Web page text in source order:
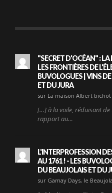
"SECRET D'OCÉAN" :
LES FRONTIÈRES DE
BUVOLOGUES | VINS
ET DU JURA
sur La maison Albert
[…] à la voile, réduisant de
rapport au…
L'INTERPROFESSION
AU 1761 ! - LES
DU BEAUJOLAIS ET DU
sur Gamay Days, le